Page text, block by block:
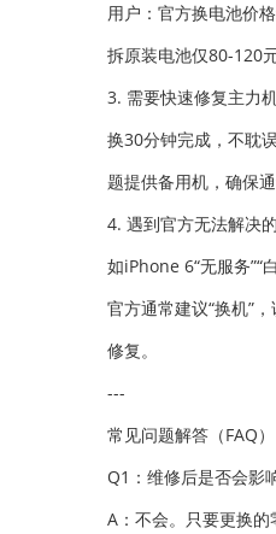
用户：官方换电池价
拆原装电池仅80-120
3. 需要快速修复主力
换30分钟完成，不耽
题提供备用机，确保通
4. 遇到官方无法解决
如iPhone 6“无服务”“
官方通常建议“换机”
修复。
---
常见问题解答（FAQ）
Q1：维修后是否会影
A：不会。只要更换的